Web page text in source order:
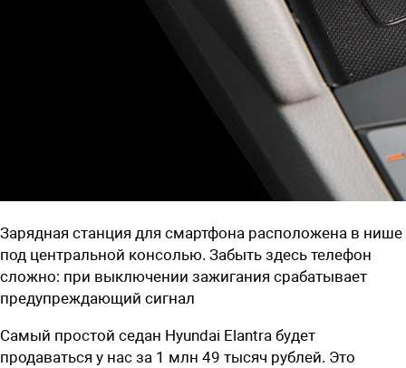
Зарядная станция для смартфона расположена в нише
под центральной консолью. Забыть здесь телефон
сложно: при выключении зажигания срабатывает
предупреждающий сигнал
Самый простой седан Hyundai Elantra будет
продаваться у нас за 1 млн 49 тысяч рублей. Это